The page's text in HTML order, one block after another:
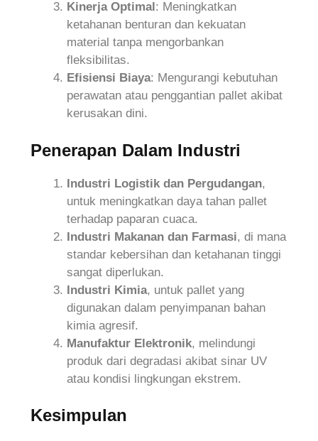
Kinerja Optimal: Meningkatkan
ketahanan benturan dan kekuatan
material tanpa mengorbankan
fleksibilitas.
Efisiensi Biaya: Mengurangi kebutuhan
perawatan atau penggantian pallet akibat
kerusakan dini.
Penerapan Dalam Industri
Industri Logistik dan Pergudangan,
untuk meningkatkan daya tahan pallet
terhadap paparan cuaca.
Industri Makanan dan Farmasi, di mana
standar kebersihan dan ketahanan tinggi
sangat diperlukan.
Industri Kimia, untuk pallet yang
digunakan dalam penyimpanan bahan
kimia agresif.
Manufaktur Elektronik, melindungi
produk dari degradasi akibat sinar UV
atau kondisi lingkungan ekstrem.
Kesimpulan